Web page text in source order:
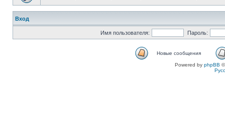
Вход
Имя пользователя: Пароль:
Новые сообщения
Powered by phpBB